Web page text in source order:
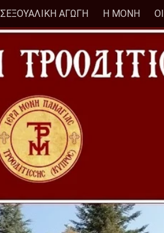
ΣΕΞΟΥΑΛΙΚΗ ΑΓΩΓΗ Η ΜΟΝΗ